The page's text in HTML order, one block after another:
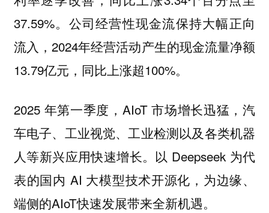
37.59%。公司经营性现金流保持大幅正向
流入，2024年经营活动产生的现金流量净额
13.79亿元，同比上涨超100%。
2025 年第一季度，AIoT 市场增长迅猛，汽
车电子、工业视觉、工业检测以及各类机器
人等新兴应用快速增长。以 Deepseek 为代
表的国内 AI 大模型技术开源化，为边缘、
端侧的AIoT快速发展带来全新机遇。